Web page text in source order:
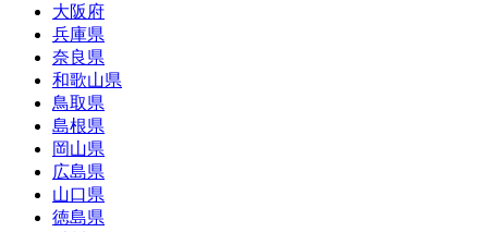
大阪府
兵庫県
奈良県
和歌山県
鳥取県
島根県
岡山県
広島県
山口県
徳島県